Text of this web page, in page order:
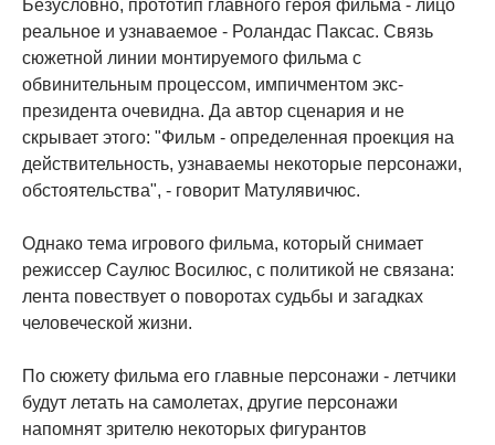
Безусловно, прототип главного героя фильма - лицо
реальное и узнаваемое - Роландас Паксас. Связь
сюжетной линии монтируемого фильма с
обвинительным процессом, импичментом экс-
президента очевидна. Да автор сценария и не
скрывает этого: "Фильм - определенная проекция на
действительность, узнаваемы некоторые персонажи,
обстоятельства", - говорит Матулявичюс.
Однако тема игрового фильма, который снимает
режиссер Саулюс Восилюс, с политикой не связана:
лента повествует о поворотах судьбы и загадках
человеческой жизни.
По сюжету фильма его главные персонажи - летчики
будут летать на самолетах, другие персонажи
напомнят зрителю некоторых фигурантов